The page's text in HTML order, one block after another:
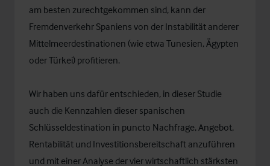
am besten zurechtgekommen sind, kann der
Fremdenverkehr Spaniens von der Instabilität anderer
Mittelmeerdestinationen (wie etwa Tunesien, Ägypten
oder Türkei) profitieren.
Wir haben uns dafür entschieden, in dieser Studie
auch die Kennzahlen dieser spanischen
Schlüsseldestination in puncto Nachfrage, Angebot,
Rentabilität und Investitionsbereitschaft anzuführen
und mit einer Analyse der vier wirtschaftlich stärksten